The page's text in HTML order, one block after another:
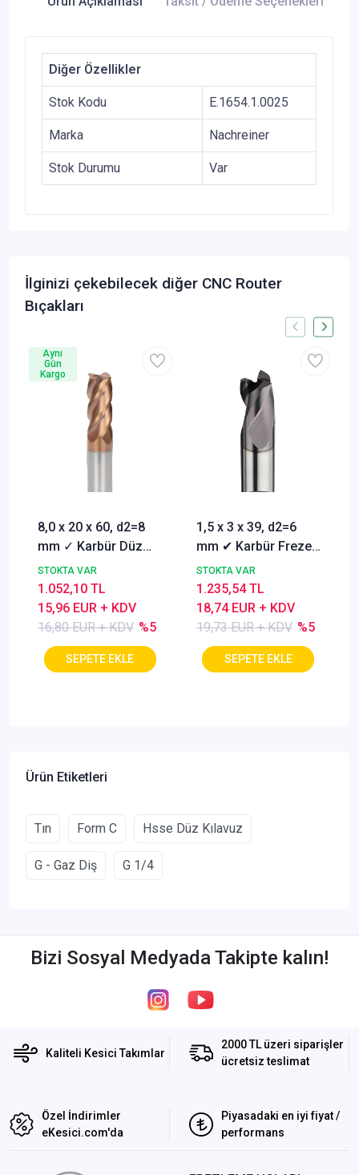
Diğer Özellikler
Stok Kodu E.1654.1.0025
Marka Nachreiner
Stok Durumu Var
İlginizi çekebilecek diğer CNC Router
Bıçakları
8,0 x 20 x 60, d2=8
mm ✓ Karbür Düz
Freze, Parmak freze
ucu Z=4,TiSiN
Kaplamalı
STOKTA VAR
16,80 EUR + KDV %5
15,96 EUR + KDV
1.052,10 TL
Aynı
Gün
Kargo
1,5 x 3 x 39, d2=6
mm ✔ Karbür Freze
ucu, Z=3, Kaplamalı,
30°
STOKTA VAR
19,73 EUR + KDV %5
18,74 EUR + KDV
1.235,54 TL
Ürün Etiketleri
Tın Form C Hsse Düz Kılavuz
G - Gaz Diş G 1/4
Bizi Sosyal Medyada Takipte kalın!
Kaliteli Kesici Takımlar
2000 TL üzeri siparişler
ücretsiz teslimat
Özel İndirimler
eKesici.com'da
Piyasadaki en iyi fiyat /
performans